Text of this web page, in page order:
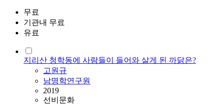
무료
기관내 무료
유료
지리산 청학동에 사람들이 들어와 살게 된 까닭은?
고원규
남명학연구원
2019
선비문화